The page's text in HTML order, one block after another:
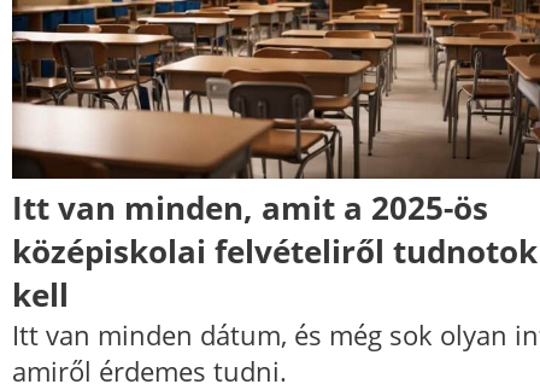
Itt van minden, amit a 2025-ös
középiskolai felvételiről tudnotok
kell
Itt van minden dátum, és még sok olyan
amiről érdemes tudni.